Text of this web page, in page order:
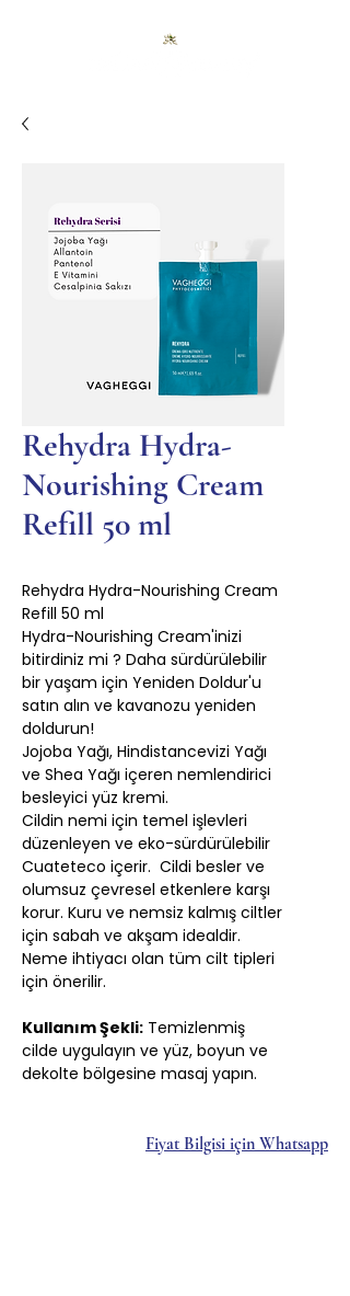
Rehydra Hydra-
Nourishing Cream
Refill 50 ml
Rehydra Hydra-Nourishing Cream
Refill 50 ml
Hydra-Nourishing Cream'inizi
bitirdiniz mi ? Daha sürdürülebilir
bir yaşam için Yeniden Doldur'u
satın alın ve kavanozu yeniden
doldurun!
Jojoba Yağı, Hindistancevizi Yağı
ve Shea Yağı içeren nemlendirici
besleyici yüz kremi.
Cildin nemi için temel işlevleri
düzenleyen ve eko-sürdürülebilir
Cuateteco içerir. Cildi besler ve
olumsuz çevresel etkenlere karşı
korur. Kuru ve nemsiz kalmış ciltler
için sabah ve akşam idealdir.
Neme ihtiyacı olan tüm cilt tipleri
için önerilir.
Kullanım Şekli: Temizlenmiş
cilde uygulayın ve yüz, boyun ve
dekolte bölgesine masaj yapın.
Fiyat Bilgisi için Whatsapp